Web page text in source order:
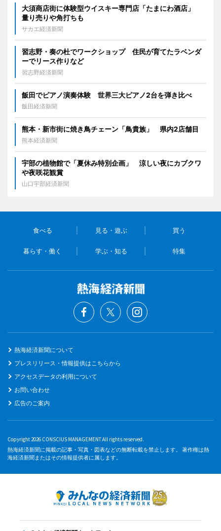
大須商店街に体験型ウイスキー専門店「たまにわ酒店」
量り売りや角打ちも
サカエ経済新聞
習志野・奏の杜でワークショップ 住民が育てたラベンダ
ーでリース作りなど
習志野経済新聞
飯田でピアノ演奏体験 世界三大ピアノ2台を弾き比べ
飯田経済新聞
熊本・新市街に焼き鳥チェーン「鳥貴族」 県内2店舗目
熊本経済新聞
宇部の植物館で「夏休み特別企画」 涼しい夜にカブクワ
や夜咲花観賞
山口宇部経済新聞
食べる 見る・遊ぶ 買う
暮らす・働く 学ぶ・知る 特集
熱海経済新聞について
プレスリリース・情報提供はこちらから
アクセスデータの利用について
お問い合わせ
広告のご案内
Copyright 2026 CONSCIUS MANAGEMENT All rights reserved.
熱海経済新聞に掲載の記事・写真・図表などの無断転載を禁止します。 著作権は熱
海経済新聞またはその情報提供者に属します。